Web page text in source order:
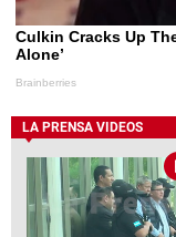
LA PRENSA VIDEOS